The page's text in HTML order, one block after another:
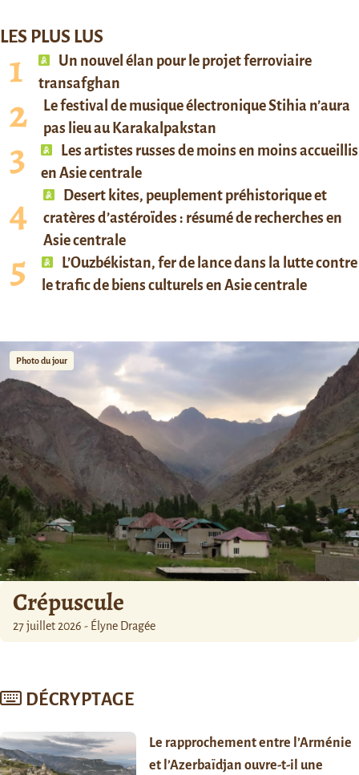
LES PLUS LUS
Un nouvel élan pour le projet ferroviaire
transafghan
Le festival de musique électronique Stihia n’aura
pas lieu au Karakalpakstan
Les artistes russes de moins en moins accueillis
en Asie centrale
Desert kites, peuplement préhistorique et
cratères d’astéroïdes : résumé de recherches en
Asie centrale
L’Ouzbékistan, fer de lance dans la lutte contre
le trafic de biens culturels en Asie centrale
Photo du jour
Crépuscule
27 juillet 2026 - Élyne Dragée
DÉCRYPTAGE
Le rapprochement entre l’Arménie
et l’Azerbaïdjan ouvre-t-il une